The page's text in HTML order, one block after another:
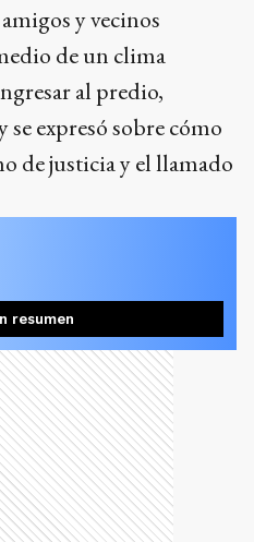
y vecinos
de un clima
al predio,
se expresó sobre cómo
de justicia y el llamado
resumen